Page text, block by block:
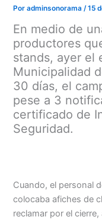
Poradminsonorama/15
En medio de
productores
stands, ayer el
Municipalidad
30 días, el
pese a 3
certificado de
Seguridad.
Cuando, el personal
colocaba afiches de
reclamar por el